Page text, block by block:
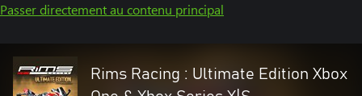
Passer directement au contenu principal
Rims Racing : Ultimate Edition Xbox